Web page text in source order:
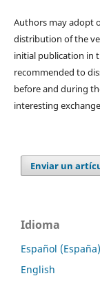
Authors may adopt
distribution of the
initial publication in
recommended to
before and during
interesting
Enviar un
Idioma
Español (España)
English